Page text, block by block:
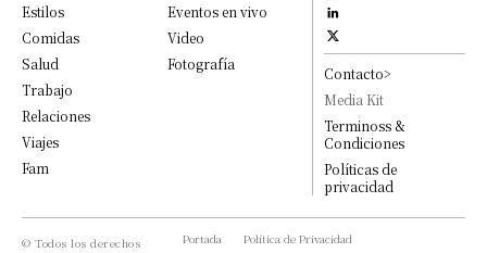
Estilos
Comidas
Salud
Trabajo
Relaciones
Viajes
Fam
Eventos en vivo
Video
Fotografía
Contacto>
Media Kit
Terminoss &
Condiciones
Políticas de
privacidad
© Todos los derechos
Portada
Política de Privacidad